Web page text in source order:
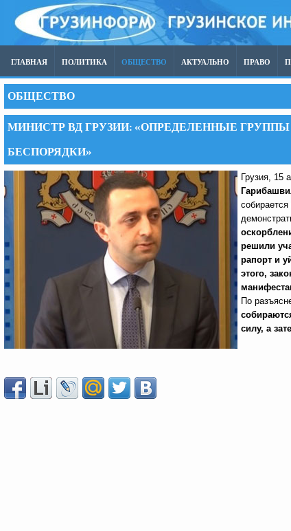
ГЛАВНАЯ ПОЛИТИКА ОБЩЕСТВО АКТУАЛЬНО ПРАВО
ОБЩЕСТВО
МИНИСТР ВД ГРУЗИИ: «ОПРЕДЕЛЕННЫЕ
БЕСПОРЯДКИ»
Грузия, 15
решили
рапорт и
этого,
По
силу, а